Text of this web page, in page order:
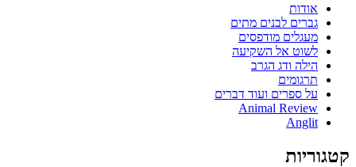
אודות
גברים לבנים מתים
מעגלים מודפסים
לשוט אל השקיעה
הילה ודג הגרב
תרגומים
על ספרים ועוד דברים
Animal Review
Anglit
קטגוריות